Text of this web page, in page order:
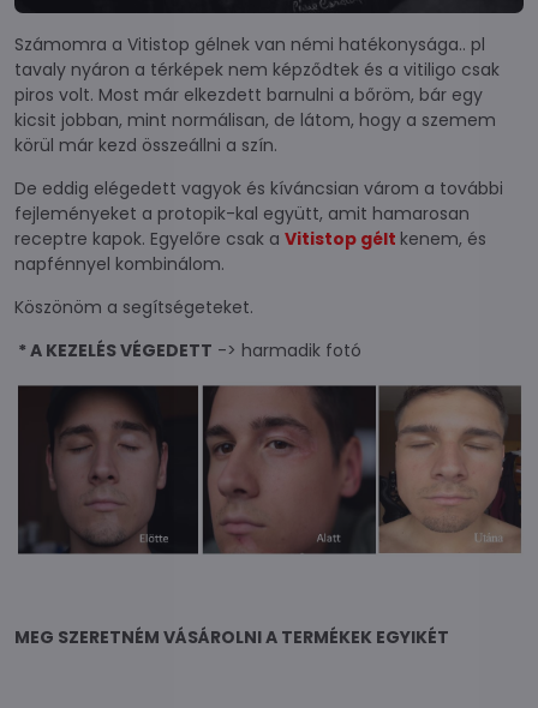
Számomra a Vitistop gélnek van némi hatékonysága.. pl
tavaly nyáron a térképek nem képződtek és a vitiligo csak
piros volt. Most már elkezdett barnulni a bőröm, bár egy
kicsit jobban, mint normálisan, de látom, hogy a szemem
körül már kezd összeállni a szín.
De eddig elégedett vagyok és kíváncsian várom a további
fejleményeket a protopik-kal együtt, amit hamarosan
receptre kapok. Egyelőre csak a Vitistop gélt kenem, és
napfénnyel kombinálom.
Köszönöm a segítségeteket.
* A KEZELÉS VÉGEDETT -> harmadik fotó
MEG SZERETNÉM VÁSÁROLNI A TERMÉKEK EGYIKÉT